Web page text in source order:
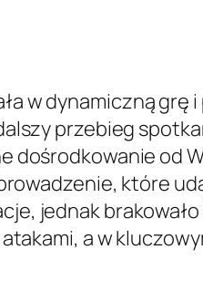
w dynamiczną
przebieg
od
które
jednak
a w